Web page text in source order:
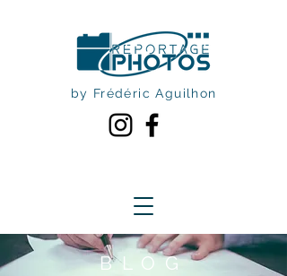
by Frédéric Aguilhon
BLOG